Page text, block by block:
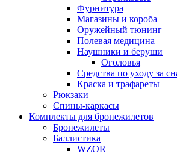
Фурнитура
Магазины и короба
Оружейный тюнинг
Полевая медицина
Наушники и беруши
Оголовья
Средства по уходу за
Краска и трафареты
Рюкзаки
Спины-каркасы
Комплекты для бронежилетов
Бронежилеты
Баллистика
WZOR